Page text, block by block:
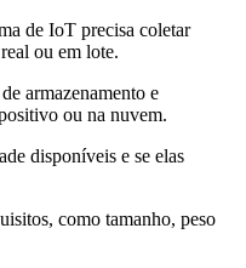
de IoT precisa coletar
ou em lote.
armazenamento e
ou na nuvem.
disponíveis e se elas
como tamanho, peso